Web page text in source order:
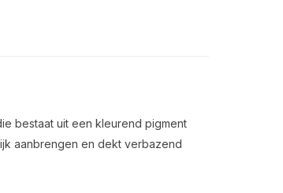
bestaat uit een kleurend pigment
aanbrengen en dekt verbazend